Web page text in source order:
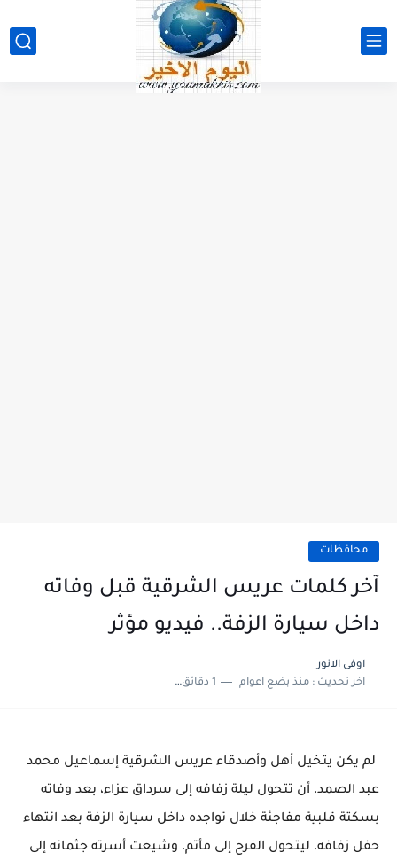
محافظات
آخر كلمات عريس الشرقية قبل وفاته
داخل سيارة الزفة.. فيديو مؤثر
اوفى الانور
اخر تحديث :منذ بضع اعوام 1 دقائق للقراءة
لم يكن يتخيل أهل وأصدقاء عريس الشرقية إسماعيل محمد
عبد الصمد، أن تتحول ليلة زفافه إلى سرداق عزاء، بعد وفاته
بسكتة قلبية مفاجئة خلال تواجده داخل سيارة الزفة بعد انتهاء
حفل زفافه، ليتحول الفرح إلى مأتم، وشيعت أسرته جثمانه إلى